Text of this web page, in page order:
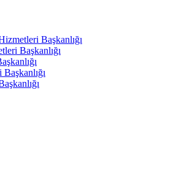
Başkanlığı
Başkanlığı